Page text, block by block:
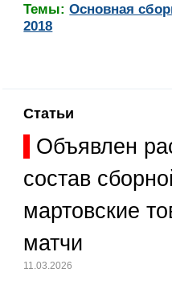
Темы:Основная
2018
Статьи
Объявлен
состав
мартовские
матчи
11.03.2026